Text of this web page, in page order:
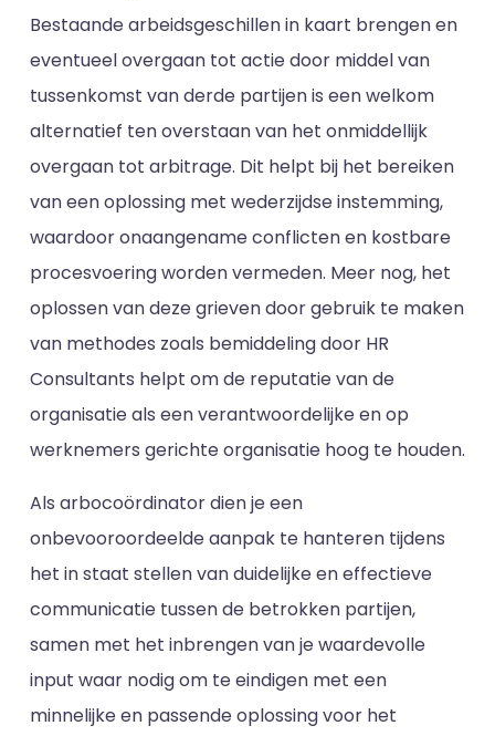
Bestaande arbeidsgeschillen in kaart brengen en
eventueel overgaan tot actie door middel van
tussenkomst van derde partijen is een welkom
alternatief ten overstaan van het onmiddellijk
overgaan tot arbitrage. Dit helpt bij het bereiken
van een oplossing met wederzijdse instemming,
waardoor onaangename conflicten en kostbare
procesvoering worden vermeden. Meer nog, het
oplossen van deze grieven door gebruik te maken
van methodes zoals bemiddeling door HR
Consultants helpt om de reputatie van de
organisatie als een verantwoordelijke en op
werknemers gerichte organisatie hoog te houden.
Als arbocoördinator dien je een
onbevooroordeelde aanpak te hanteren tijdens
het in staat stellen van duidelijke en effectieve
communicatie tussen de betrokken partijen,
samen met het inbrengen van je waardevolle
input waar nodig om te eindigen met een
minnelijke en passende oplossing voor het